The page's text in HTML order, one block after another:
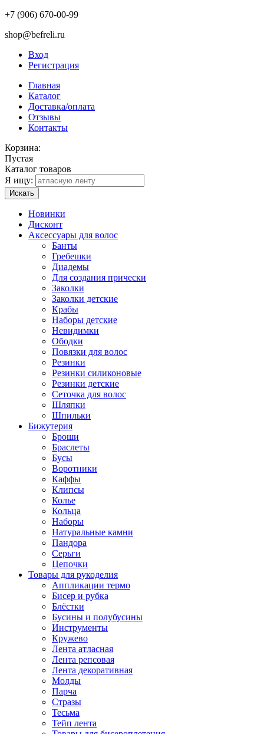
+7 (906) 670-00-99
shop@befreli.ru
Вход
Регистрация
Главная
Каталог
Доставка/оплата
Отзывы
Контакты
Корзина:
Пустая
Каталог товаров
Я ищу:
Искать
Новинки
Дисконт
Аксессуары для волос
Банты
Гребешки
Диадемы
Для создания прически
Заколки
Заколки детские
Крабы
Наборы детские
Невидимки
Ободки
Повязки для волос
Резинки
Резинки силиконовые
Резинки детские
Сеточка для волос
Шляпки
Шпильки
Бижутерия
Броши
Браслеты
Бусы
Воротники
Каффы
Клипсы
Колье
Кольца
Наборы
Натуральные камни
Пандора
Серьги
Цепочки
Товары для рукоделия
Аппликации термо
Бисер и рубка
Блёстки
Бусины и полубусины
Инструменты
Кружево
Лента атласная
Лента репсовая
Лента декоративная
Молды
Парча
Стразы
Тесьма
Тейп лента